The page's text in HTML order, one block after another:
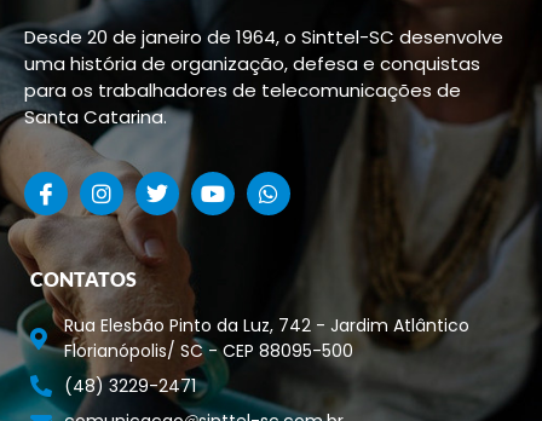
Desde 20 de janeiro de 1964, o Sinttel-SC desenvolve
uma história de organização, defesa e conquistas
para os trabalhadores de telecomunicações de
Santa Catarina.
CONTATOS
Rua Elesbão Pinto da Luz, 742 - Jardim Atlântico
Florianópolis/ SC - CEP 88095-500
(48) 3229-2471